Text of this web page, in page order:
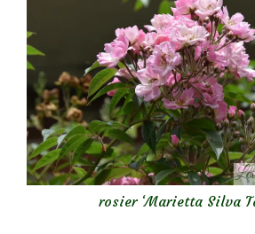
rosier ‘Marietta Silva